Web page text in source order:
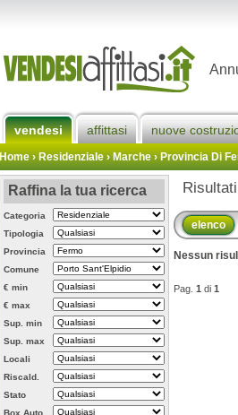
vendesi affittasi nuove
Home› Residenziale › Marche ›Provincia Di
Raffina la tua ricerca
Categoria
Tipologia
Provincia
Comune
€ min
€ max
Sup. min
Sup. max
Locali
Riscald.
Stato
Box Auto
elenco
Nessun
Pag. 1 di 1